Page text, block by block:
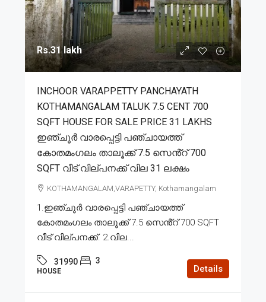
Rs.31 lakh
INCHOOR VARAPPETTY PANCHAYATH
KOTHAMANGALAM TALUK 7.5 CENT 700
SQFT HOUSE FOR SALE PRICE 31 LAKHS
ഇഞ്ചൂർ വാരപ്പെട്ടി പഞ്ചായത്ത്
കോതമംഗലം താലൂക്ക് 7.5 സെൻ്റ് 700
SQFT വീട് വില്പനക്ക് വില 31 ലക്ഷം
KOTHAMANGALAM,VARAPETTY, Kothamangalam
1.ഇഞ്ചൂർ വാരപ്പെട്ടി പഞ്ചായത്ത്
കോതമംഗലം താലൂക്ക് 7.5 സെൻ്റ് 700 SQFT
വീട് വില്പനക്ക്. 2.വില...
31990 3
HOUSE Details